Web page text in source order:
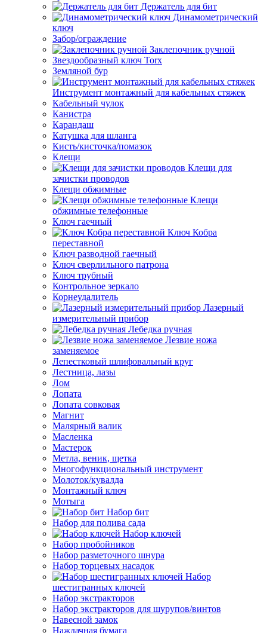
Держатель для бит
Динамометрический
ключ
Забор/ограждение
Заклепочник ручной
Звездообразный ключ Torx
Земляной бур
Инструмент монтажный для кабельных стяжек
Кабельный чулок
Канистра
Карандаш
Катушка для шланга
Кисть/кисточка/помазок
Клещи
Клещи для
зачистки проводов
Клещи обжимные
Клещи
обжимные телефонные
Ключ гаечный
Ключ Кобра
переставной
Ключ разводной гаечный
Ключ сверлильного патрона
Ключ трубный
Контрольное зеркало
Корнеудалитель
Лазерный
измерительный прибор
Лебедка ручная
Лезвие ножа
заменяемое
Лепестковый шлифовальный круг
Лестница, лазы
Лом
Лопата
Лопата совковая
Магнит
Малярный валик
Масленка
Мастерок
Метла, веник, щетка
Многофункциональный инструмент
Молоток/кувалда
Монтажный ключ
Мотыга
Набор бит
Набор для полива сада
Набор ключей
Набор пробойников
Набор разметочного шнура
Набор торцевых насадок
Набор
шестигранных ключей
Набор экстракторов
Набор экстракторов для шурупов/винтов
Навесной замок
Наждачная бумага